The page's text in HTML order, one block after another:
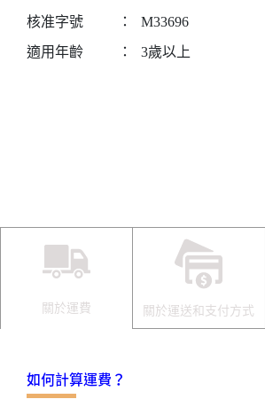
核准字號
：
M33696
適用年齡
： 3歲以上
關於運費 關於運送和支付方式
如何計算運費？